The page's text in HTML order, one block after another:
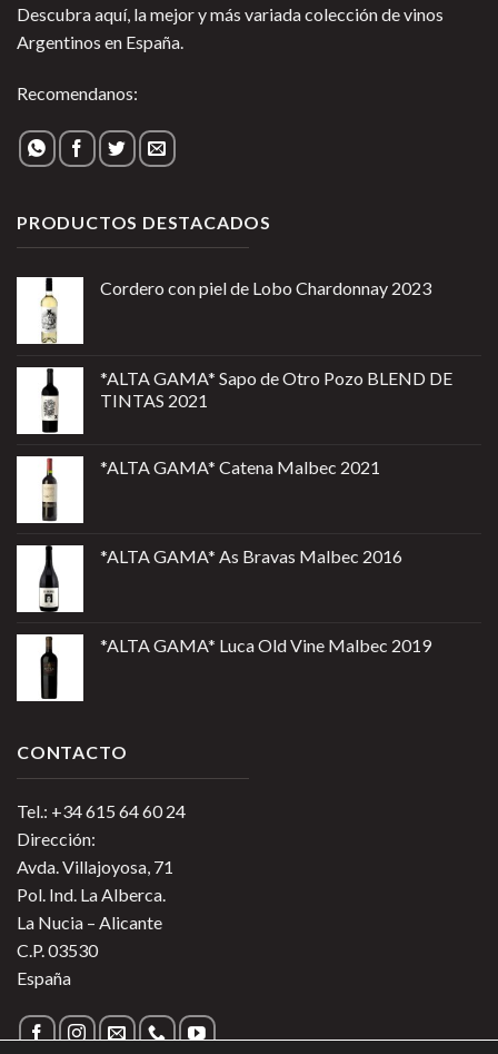
Descubra aquí, la mejor y más variada colección de vinos
Argentinos en España.
Recomendanos:
PRODUCTOS DESTACADOS
Cordero con piel de Lobo Chardonnay 2023
*ALTA GAMA* Sapo de Otro Pozo BLEND DE
TINTAS 2021
*ALTA GAMA* Catena Malbec 2021
*ALTA GAMA* As Bravas Malbec 2016
*ALTA GAMA* Luca Old Vine Malbec 2019
CONTACTO
Tel.: +34 615 64 60 24
Dirección:
Avda. Villajoyosa, 71
Pol. Ind. La Alberca.
La Nucia – Alicante
C.P. 03530
España